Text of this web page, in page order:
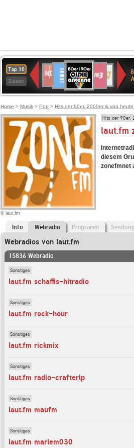
Top 10
Zuletzt
Deutschlandfunk
80er
90er
OLDIE
ANTENNE
SWR3
SWR
Kultur
NDR
2
Home > Musik > Pop > Hits der 90er, 2000er & von heute
© laut.fm
Hits der 90er,
laut.fm
diesem
zonefmnet
Info Webradio Programm
Webradios von laut.fm
15836 Webradio
Sonstiges
laut.fm schaffis-hitradio
Sonstiges
laut.fm rock-hour
Sonstiges
laut.fm rickmix
Sonstiges
laut.fm radio-crafterlp
Sonstiges
laut.fm maufm
Sonstiges
laut.fm marlem030